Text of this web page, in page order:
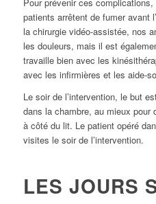
Pour prévenir ces
patients arrêtent de fumer avant
la chirurgie vidéo-assistée, nos
les douleurs, mais il est
travaille bien avec les
avec les infirmières et les aide-
Le soir de l’intervention, le but
dans la chambre, au mieux
à côté du lit. Le patient opéré
visites le soir de l’intervention.
LES JOURS